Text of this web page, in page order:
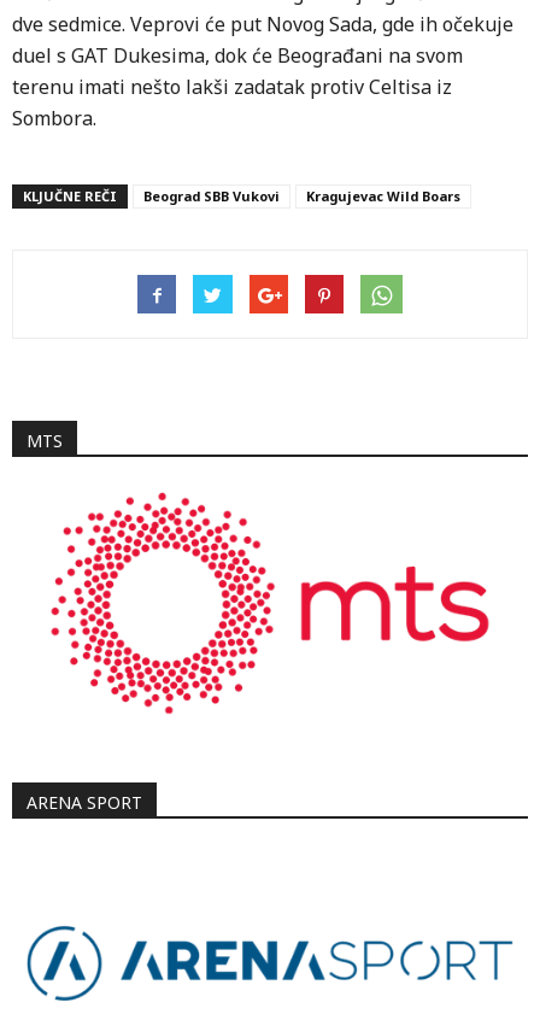
dve sedmice. Veprovi će put Novog Sada, gde ih očekuje
duel s GAT Dukesima, dok će Beograđani na svom
terenu imati nešto lakši zadatak protiv Celtisa iz
Sombora.
KLJUČNE REČI Beograd SBB Vukovi Kragujevac Wild Boars
MTS
ARENA SPORT